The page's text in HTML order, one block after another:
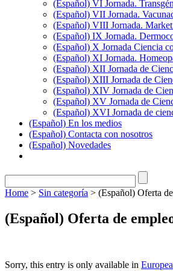
(Español) VI Jornada.
(Español) VII Jornada.
(Español) VIII Jornada.
(Español) IX Jornada.
(Español) X Jornada Ciencia
(Español) XI Jornada.
(Español) XII Jornada de
(Español) XIII Jornada de
(Español) XIV Jornada de
(Español) XV Jornada de
(Español) XVI Jornada de
(Español) En los medios
(Español) Contacta con nosotros
(Español) Novedades
Home > Sin categoría > (Español) Oferta
(Español) Oferta de
Sorry, this entry is only available in